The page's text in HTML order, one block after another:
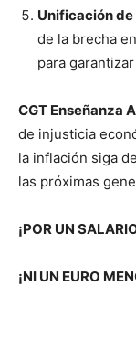
Unificación
de la brecha
para
CGT Enseñanza
de injusticia
la inflación siga
las próximas
¡POR UN
¡NI UN EURO